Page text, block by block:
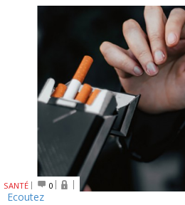
SANTÉ 0
Ecoutez